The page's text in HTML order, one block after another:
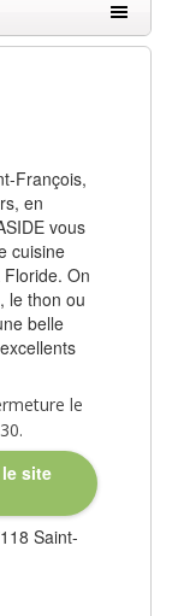
François,
en
vous
cuisine
On
le thon ou
belle
le
site
Saint-